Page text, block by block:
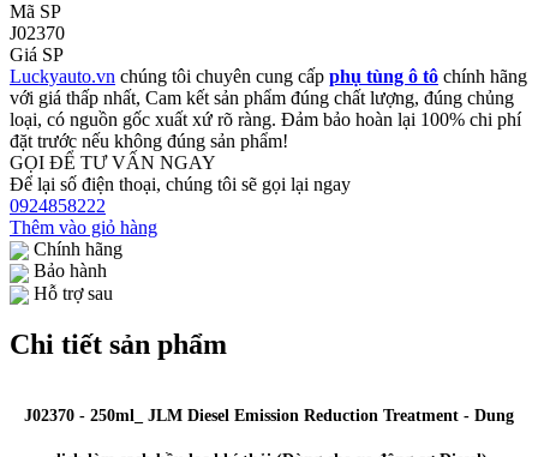
Mã SP
J02370
Giá SP
Luckyauto.vn chúng tôi chuyên cung cấp phụ tùng ô tô chính hãng
với giá thấp nhất, Cam kết sản phẩm đúng chất lượng, đúng chủng
loại, có nguồn gốc xuất xứ rõ ràng. Đảm bảo hoàn lại 100% chi phí
đặt trước nếu không đúng sản phẩm!
GỌI ĐỂ TƯ VẤN NGAY
Để lại số điện thoại, chúng tôi sẽ gọi lại ngay
0924858222
Thêm vào giỏ hàng
Chính hãng
Bảo hành
Hỗ trợ sau
Chi tiết sản phẩm
J02370 - 250ml_ JLM Diesel Emission Reduction Treatment - Dung